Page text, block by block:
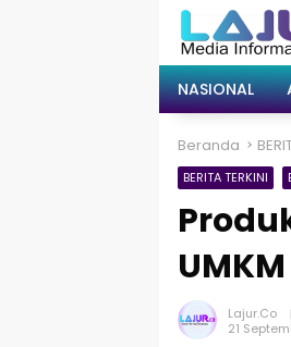
NASIONAL
Beranda
BERITA TERKINI
Lajur.co
21